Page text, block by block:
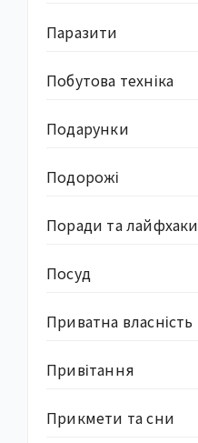
Паразити
Побутова техніка
Подарунки
Подорожі
Поради та лайфхаки
Посуд
Приватна власність
Привітання
Прикмети та сни